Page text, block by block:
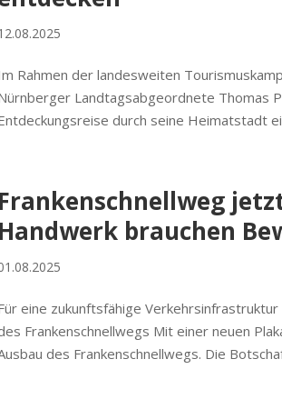
Rahmen der landesweiten
Landtagsabgeordnete Thomas
durch seine Heimatstadt
Frankenschnellweg
Handwerk brauchen
eine zukunftsfähige
Frankenschnellwegs Mit einer neuen
des Frankenschnellwegs. Die